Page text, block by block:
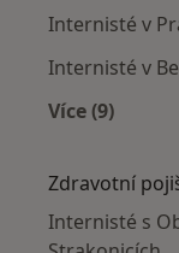
Internisté v
Internisté v
Více (9)
Zdravotní
Internisté s